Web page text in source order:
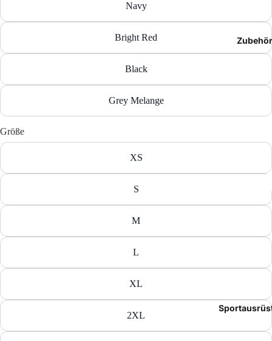
Hosen
Zubehör
Navy
Bright Red
Black
Grey Melange
Größe
XS
S
M
L
XL
2XL